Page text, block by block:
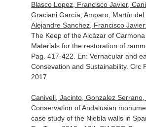
Blasco Lopez, Francisco Javier,
Graciani García, Amparo, Martín del
Alejandre Sanchez, Francisco Javier:
The Keep of the Alcázar of Carmona
Materials for the restoration of
Pag. 417-422. En: Vernacular and
Consevation and Sustainability. Crc
2017
Canivell, Jacinto, Gonzalez Serrano,
Conservation of Andalusian
case study of the Niebla walls in